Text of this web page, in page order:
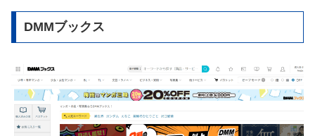
DMMブックス